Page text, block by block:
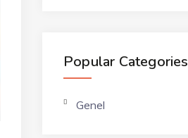
Popular Categories
Genel